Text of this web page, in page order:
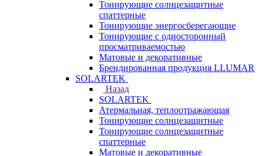
Тонирующие солнцезащитные
спаттерные
Тонирующие энергосберегающие
Тонирующие с односторонный
просматриваемостью
Матовые и декоративные
Брендированная продукция LLUMAR
SOLARTEK
Назад
SOLARTEK
Атермальная, теплоотражающая
Тонирующие солнцезащитные
Тонирующие солнцезащитные
спаттерные
Матовые и декоративные